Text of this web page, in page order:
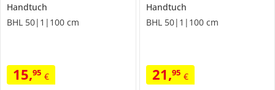
Handtuch
BHL 50|1|100 cm
15,95 €
Handtuch
BHL 50|1|100 cm
21,95 €